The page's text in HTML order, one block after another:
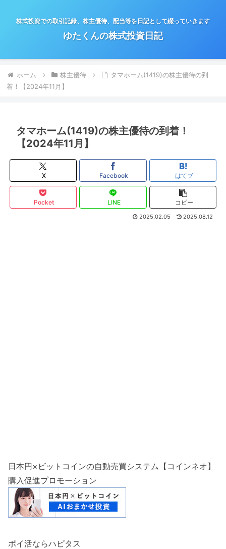
株式投資での取引記録、株主優待、配当等を日記として綴っていきます
ゆたくんの株式投資日記
ホーム 株主優待
タマホーム(1419)の株主優待の到
着！【2024年11月】
タマホーム(1419)の株主優待の到着！
【2024年11月】
X Facebook はてブ
Pocket LINE コピー
2025.02.05 2025.08.12
日本円×ビットコインの自動売買システム【コインネオ】
購入促進プロモーション
ポイ活ならハピタス